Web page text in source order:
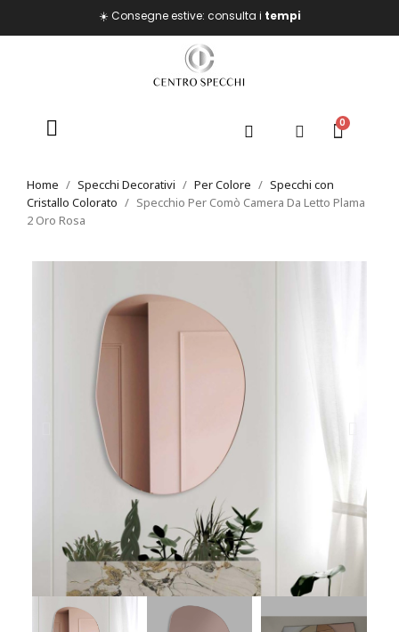
☀️ Consegne estive: consulta i tempi
Home Specchi Decorativi Per Colore
Specchi con
Cristallo Colorato
Specchio Per Comò Camera Da Letto Plama
2 Oro Rosa